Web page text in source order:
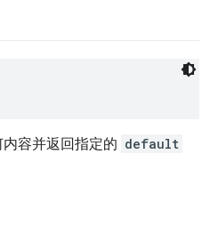
容并返回指定的 default